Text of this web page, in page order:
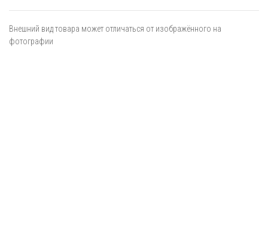
Внешний вид товара может отличаться от изображённого на
фотографии